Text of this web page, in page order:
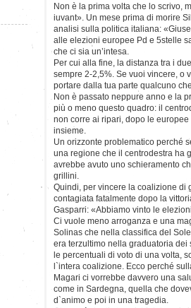
Non è la prima volta che lo scrivo,
iuvant». Un mese prima di morire
analisi sulla politica italiana:
alle elezioni europee Pd e 5stelle
che ci sia un’intesa.
Per cui alla fine, la distanza tra i
sempre 2-2,5%. Se vuoi vincere, o
portare dalla tua parte qualcuno
Non è passato neppure anno e la
più o meno questo quadro: il
non corre ai ripari, dopo le
insieme.
Un orizzonte problematico perché
una regione che il centrodestra ha
avrebbe avuto uno schieramento
grillini.
Quindi, per vincere la coalizione di
contagiata fatalmente dopo la
Gasparri: «Abbiamo vinto le
Ci vuole meno arroganza e una
Solinas che nella classifica del
era terzultimo nella graduatoria
le percentuali di voto di una volta,
l`intera coalizione. Ecco perché
Magari ci vorrebbe davvero una
come in Sardegna, quella che
d`animo e poi in una tragedia.